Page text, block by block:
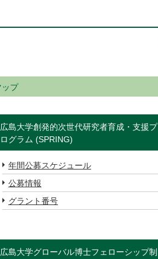
ップ
広島大学創発的次世代研究者育成・支援プ
ログラム (SPRING)
年間公募スケジュール
公募情報
グラント番号
広島大学グローバル博士フェローシップ制